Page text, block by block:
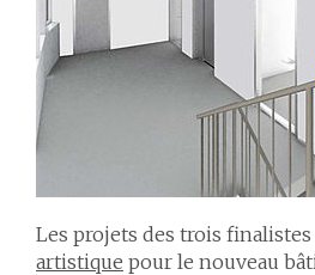
Les projets des trois finalistes
artistique pour le nouveau